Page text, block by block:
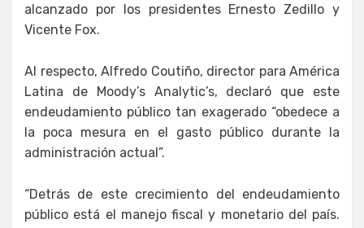
alcanzado por los presidentes Ernesto Zedillo y
Vicente Fox.
Al respecto, Alfredo Coutiño, director para América
Latina de Moody’s Analytic’s, declaró que este
endeudamiento público tan exagerado “obedece a
la poca mesura en el gasto público durante la
administración actual”.
“Detrás de este crecimiento del endeudamiento
público está el manejo fiscal y monetario del país.